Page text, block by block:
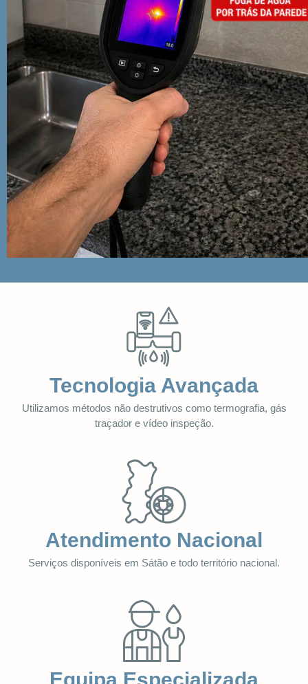
Tecnologia Avançada
Utilizamos métodos não destrutivos como termografia, gás
traçador e vídeo inspeção.
Atendimento Nacional
Serviços disponíveis em Sátão e todo território nacional.